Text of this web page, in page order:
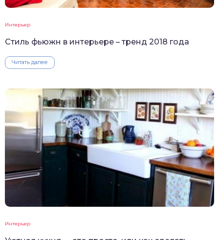
Интерьер
Стиль фьюжн в интерьере – тренд 2018 года
Читать далее
Интерьер